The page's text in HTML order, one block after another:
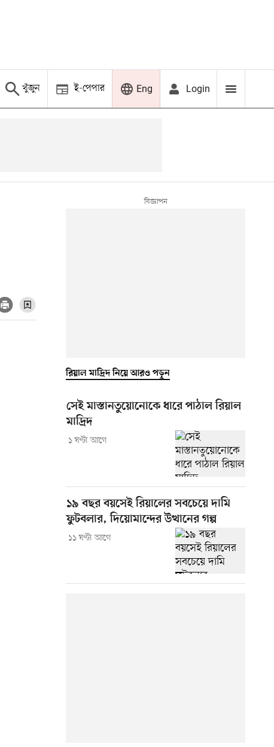
খুঁজুন ই-পেপার Eng Login
রিয়াল মাদ্রিদ নিয়ে আরও পড়ুন
সেই মাস্তানতুয়োনোকে ধারে পাঠাল রিয়াল
মাদ্রিদ
১ ঘণ্টা আগে
১৯ বছর বয়সেই রিয়ালের সবচেয়ে দামি
ফুটবলার, দিয়োমান্দের উত্থানের গল্প
১১ ঘণ্টা আগে